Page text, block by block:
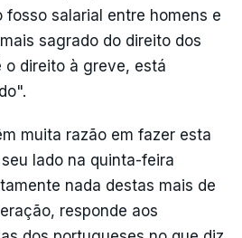
salarial entre homens e
sagrado do direito dos
o direito à greve, está
muita razão em fazer esta
lado na quinta-feira
nada destas mais de
responde aos